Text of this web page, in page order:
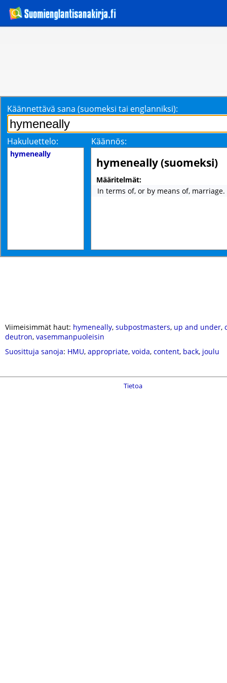
Käännettävä sana (suomeksi tai englanniksi):
Hakuluettelo: Käännös:
hymeneally
hymeneally (suomeksi)
Määritelmät:
In terms of, or by means of, marriage.
Viimeisimmät haut: hymeneally, subpostmasters, up and under,
deutron, vasemmanpuoleisin
Suosittuja sanoja: HMU, appropriate, voida, content, back, joulu
Tietoa